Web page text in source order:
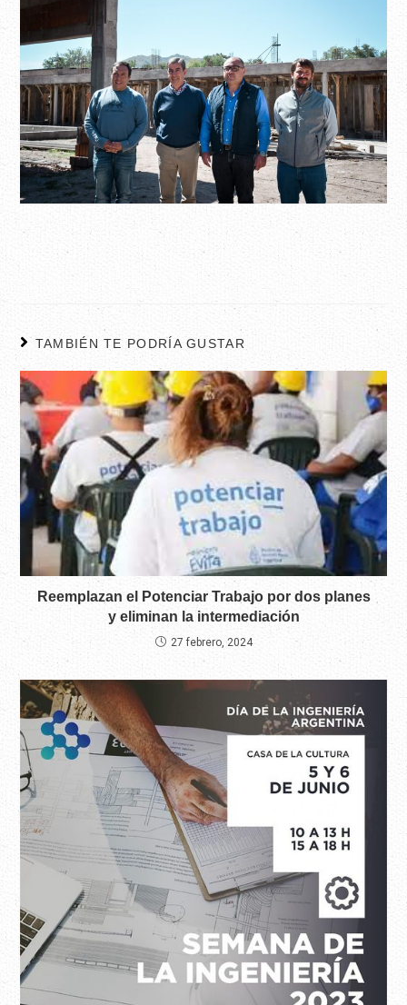
TAMBIÉN TE PODRÍA GUSTAR
Reemplazan el Potenciar Trabajo por dos planes
y eliminan la intermediación
27 febrero, 2024